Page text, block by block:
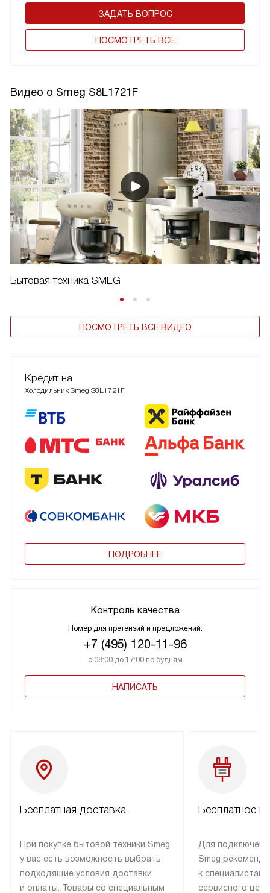
ЗАДАТЬ ВОПРОС
ПОCМОТРЕТЬ ВСЕ
Видео о Smeg S8L1721F
Бытовая техника SMEG
ПОСМОТРЕТЬ ВСЕ ВИДЕО
Кредит на
Холодильник Smeg S8L1721F
ПОДРОБНЕЕ
Контроль качества
Номер для претензий и предложений:
+7 (495) 120-11-96
с 08:00 до 17:00 по будням
НАПИСАТЬ
Бесплатная доставка
При покупке бытовой техники Smeg
у вас есть возможность выбрать
подходящие условия доставки
и оплаты. Товары со специальным
Бесплатное
Для
Smeg
к специалистам
сервисного